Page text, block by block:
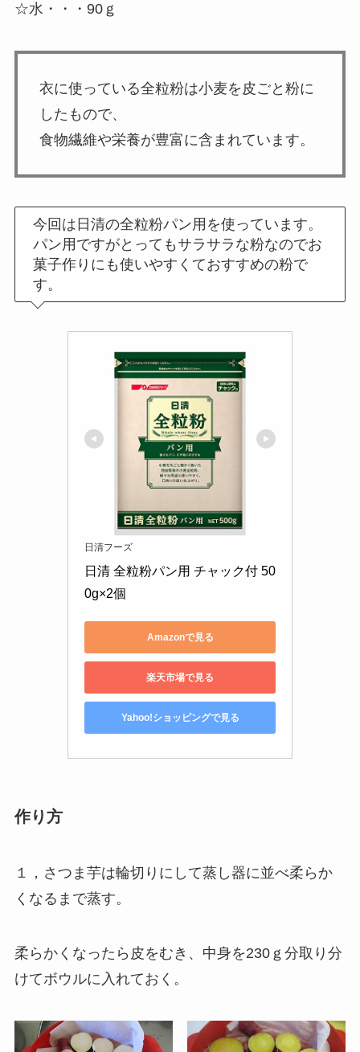
☆水・・・90ｇ
衣に使っている全粒粉は小麦を皮ごと粉に
したもので、
食物繊維や栄養が豊富に含まれています。
今回は日清の全粒粉パン用を使っています。
パン用ですがとってもサラサラな粉なのでお
菓子作りにも使いやすくておすすめの粉で
す。
日清フーズ
日清 全粒粉パン用 チャック付 50
0g×2個
Amazonで見る
楽天市場で見る
Yahoo!ショッピングで見る
作り方
１，さつま芋は輪切りにして蒸し器に並べ柔らか
くなるまで蒸す。
柔らかくなったら皮をむき、中身を230ｇ分取り分
けてボウルに入れておく。